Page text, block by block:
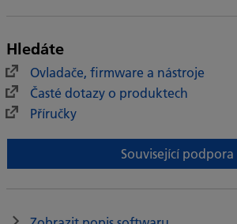
Hledáte
Ovladače, firmware a nástroje
Časté dotazy o produktech
Příručky
Související podpora